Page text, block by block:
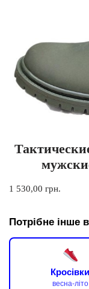
1 530,00 грн.
Потрібне інше
Кросівки
весна-літо